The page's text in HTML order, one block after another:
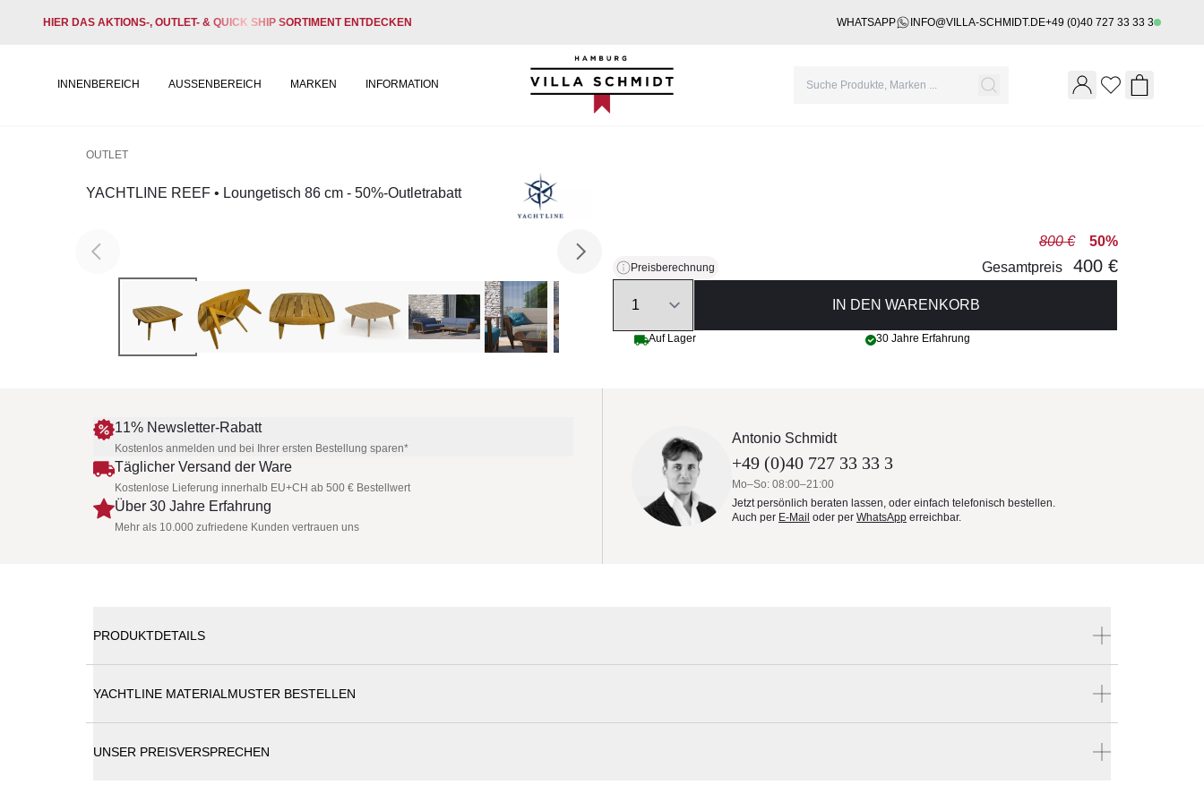
HIER DAS AKTIONS-, OUTLET- & QUICK SHIP SORTIMENT ENTDECKEN WHATSAPP INFO@VILLA-SCHMIDT.DE+49 (0)40 727 33 33 3
INNENBEREICH AUSSENBEREICH MARKEN INFORMATION
Villa Schmidt
Wishlist
OUTLET
YACHTLINE REEF • Loungetisch 86 cm - 50%-Outletrabatt
Preisberechnung
800 €
50%
Gesamtpreis
400 €
IN DEN WARENKORB
Auf Lager 30 Jahre Erfahrung
11% Newsletter-Rabatt
Kostenlos anmelden und bei Ihrer ersten Bestellung sparen*
Täglicher Versand der Ware
Kostenlose Lieferung innerhalb EU+CH ab 500 € Bestellwert
Über 30 Jahre Erfahrung
Mehr als 10.000 zufriedene Kunden vertrauen uns
Antonio Schmidt
+49 (0)40 727 33 33 3
Mo–So: 08:00–21:00
Jetzt persönlich beraten lassen, oder einfach telefonisch bestellen.
Auch per E-Mail oder per WhatsApp erreichbar.
PRODUKTDETAILS
Es handelt sich um einen Outletartikel mit starken Gebrauchsspuren!
YACHTLINE MATERIALMUSTER BESTELLEN
UNSER PREISVERSPRECHEN